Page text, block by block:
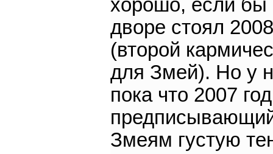
хорошо, если бы
дворе стоял
(второй
для Змей). Но у
пока что 2007
Змеям густую